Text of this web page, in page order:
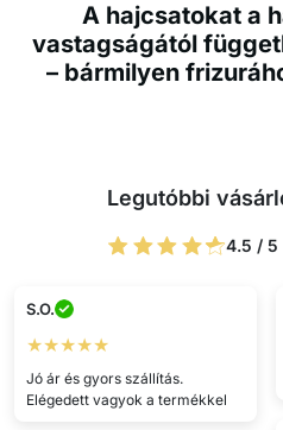
A hajcsatokat a
vastagságától
– bármilyen
Legutóbbi
4.5 / 5
S.O.
★★★★★
Jó ár és gyors szállítás.
Elégedett vagyok a termékkel